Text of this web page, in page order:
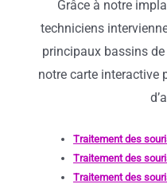
Grâce à notre
techniciens
principaux bassins
notre carte interactive
Traitement des
Traitement des
Traitement des